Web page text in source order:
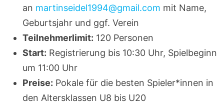
an martinseidel1994@gmail.com mit Name,
Geburtsjahr und ggf. Verein
Teilnehmerlimit: 120 Personen
Start: Registrierung bis 10:30 Uhr, Spielbeginn
um 11:00 Uhr
Preise: Pokale für die besten Spieler*innen in
den Altersklassen U8 bis U20